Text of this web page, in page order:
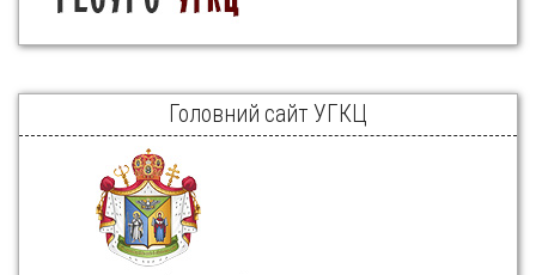
Головний сайт УГКЦ